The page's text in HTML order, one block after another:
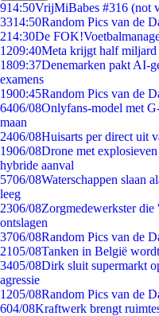
914:50VrijMiBabes #316 (not
3314:50Random Pics van de
214:30De
1209:40Meta krijgt half miljard
1809:37Denemarken pakt AI-
examens
1900:45Random Pics van de
6406/08Onlyfans-model met
maan
2406/08Huisarts per direct uit
1906/08Drone met
hybride aanval
5706/08Waterschappen slaan
leeg
2306/08Zorgmedewerkster die
ontslagen
3706/08Random Pics van de
2105/08Tanken in België
3405/08Dirk sluit supermarkt
agressie
1205/08Random Pics van de
604/08Kraftwerk brengt